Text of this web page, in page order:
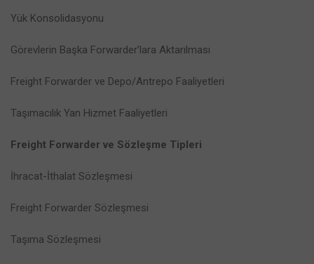
Yük Konsolidasyonu
Görevlerin Başka Forwarder’lara Aktarılması
Freight Forwarder ve Depo/Antrepo Faaliyetleri
Taşımacılık Yan Hizmet Faaliyetleri
Freight Forwarder ve Sözleşme Tipleri
İhracat-İthalat Sözleşmesi
Freight Forwarder Sözleşmesi
Taşıma Sözleşmesi